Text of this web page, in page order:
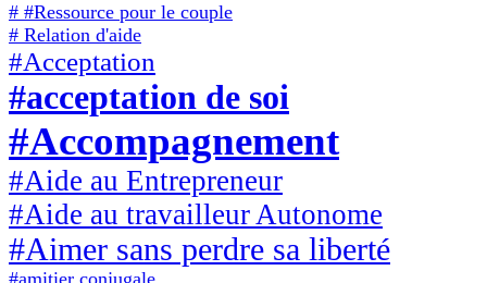
# #Ressource pour le couple
# Relation d'aide
#Acceptation
#acceptation de soi
#Accompagnement
#Aide au Entrepreneur
#Aide au travailleur Autonome
#Aimer sans perdre sa liberté